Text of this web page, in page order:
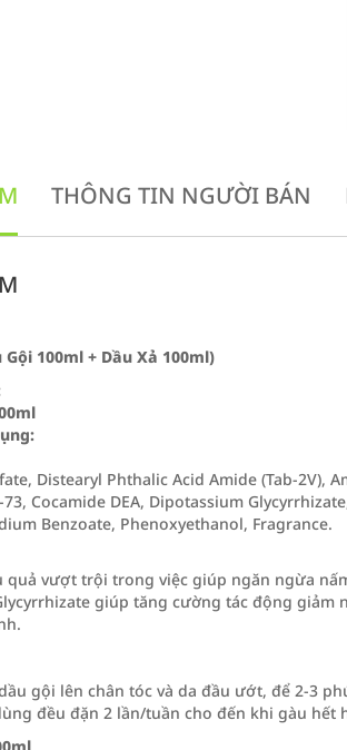
THÔNG TIN NGƯỜI BÁN
100ml + Dầu Xả 100ml)
Distearyl Phthalic Acid Amide (Tab-2V),
Cocamide DEA, Dipotassium
Benzoate, Phenoxyethanol, Fragrance.
quả vượt trội trong việc giúp ngăn ngừa
giúp tăng cường tác động giảm
gội lên chân tóc và da đầu ướt, để 2-3
đều đặn 2 lần/tuần cho đến khi gàu hết